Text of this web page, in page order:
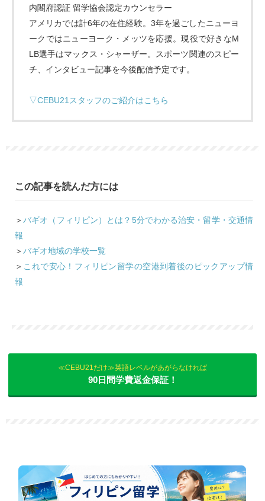
内閣府認証 留学協会認定カウンセラー
アメリカでは計6年の在住経験。3年を過ごしたニューヨ
ークではニューヨーク・メッツを応援。現役で好きなM
LB選手はマックス・シャーザー。スポーツ関連のスピー
チ、インタビュー記事を今後配信予定です。
▽CEBU21スタッフのご紹介はこちら
この記事を読んだ方には
＞バギオ（フィリピン）とは？5分でわかる治安・留学・交通情
報
＞バギオ地域の学校一覧
＞ これで安心！フィリピン留学の空港到着後のピックアップ情
報
≪CEBU21だけ≫英語レベルがあがらなければ
90日間学費返金保証！